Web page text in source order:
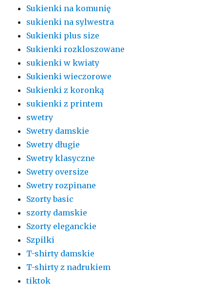
Sukienki na komunię
sukienki na sylwestra
Sukienki plus size
Sukienki rozkloszowane
sukienki w kwiaty
Sukienki wieczorowe
Sukienki z koronką
sukienki z printem
swetry
Swetry damskie
Swetry długie
Swetry klasyczne
Swetry oversize
Swetry rozpinane
Szorty basic
szorty damskie
Szorty eleganckie
Szpilki
T-shirty damskie
T-shirty z nadrukiem
tiktok